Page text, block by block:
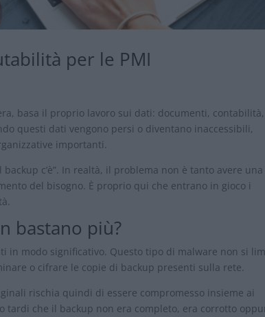
per le PMI
basa il proprio lavoro sui dati: documenti, contabilità,
questi dati vengono persi o diventano inaccessibili,
importanti.
c’è”. In realtà, il problema non è tanto avere una
del bisogno. È proprio qui che entrano in gioco i
bastano più?
in modo significativo. Questo tipo di malware non si
o cifrare le copie di backup presenti sulla rete.
rischia quindi di essere compromesso insieme ai
tardi che il backup non era completo, era corrotto